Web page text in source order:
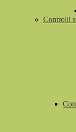
Controlli